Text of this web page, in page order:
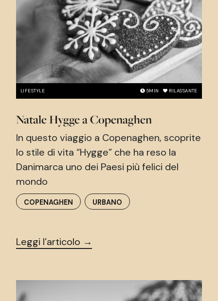
LIFESTYLE 5MIN RILASSANTE
Natale Hygge a Copenaghen
In questo viaggio a Copenaghen, scoprite
lo stile di vita “Hygge” che ha reso la
Danimarca uno dei Paesi più felici del
mondo
COPENAGHEN URBANO
Leggi l’articolo →